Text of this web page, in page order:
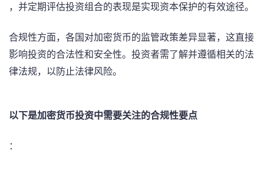
，并定期评估投资组合的表现是实现资本保护的有效途径。
合规性方面，各国对加密货币的监管政策差异显著，这直接
影响投资的合法性和安全性。投资者需了解并遵循相关的法
律法规，以防止法律风险。
以下是加密货币投资中需要关注的合规性要点
：